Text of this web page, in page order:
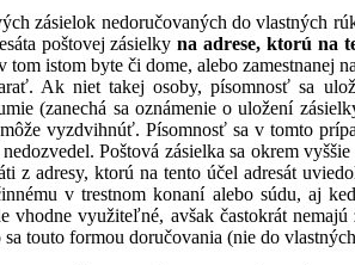
zásielok nedoručovaných do vlastných
poštovej zásielkyna adrese, ktorú na
tom istom byte či dome, alebo zamestnanej
Ak niet takej osoby, písomnosť sa
(zanechá sa oznámenie o uložení
vyzdvihnúť. Písomnosť sa v tomto
Poštová zásielka sa okrem
z adresy, ktorú na tento účel adresát
v trestnom konaní alebo súdu, aj
vhodne využiteľné, avšak častokrát
touto formou doručovania (nie do